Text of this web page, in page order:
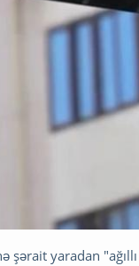
şərait yaradan